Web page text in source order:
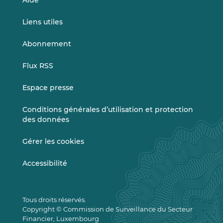
Liens utiles
Abonnement
Flux RSS
Espace presse
Conditions générales d’utilisation et protection
des données
Gérer les cookies
Accessibilité
Tous droits réservés.
Copyright © Commission de Surveillance du Secteur
Financier, Luxembourg